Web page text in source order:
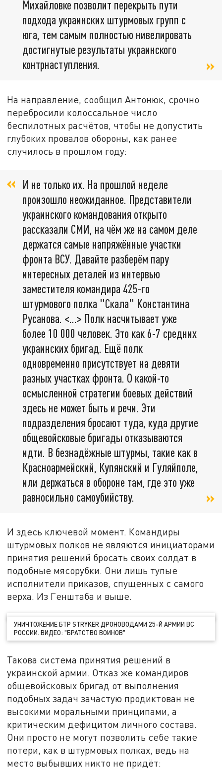
Михайловке позволит перекрыть пути
подхода украинских штурмовых групп с
юга, тем самым полностью нивелировать
достигнутые результаты украинского
контрнаступления.
На направление, сообщил Антонюк, срочно
перебросили колоссальное число
беспилотных расчётов, чтобы не допустить
глубоких провалов обороны, как ранее
случилось в прошлом году:
И не только их. На прошлой неделе
произошло неожиданное. Представители
украинского командования открыто
рассказали СМИ, на чём же на самом деле
держатся самые напряжённые участки
фронта ВСУ. Давайте разберём пару
интересных деталей из интервью
заместителя командира 425-го
штурмового полка "Скала" Константина
Русанова. <…> Полк насчитывает уже
более 10 000 человек. Это как 6-7 средних
украинских бригад. Ещё полк
одновременно присутствует на девяти
разных участках фронта. О какой-то
осмысленной стратегии боевых действий
здесь не может быть и речи. Эти
подразделения бросают туда, куда другие
общевойсковые бригады отказываются
идти. В безнадёжные штурмы, такие как в
Красноармейский, Купянский и Гуляйполе,
или держаться в обороне там, где это уже
равносильно самоубийству.
И здесь ключевой момент. Командиры
штурмовых полков не являются инициаторами
принятия решений бросать своих солдат в
подобные мясорубки. Они лишь тупые
исполнители приказов, спущенных с самого
верха. Из Генштаба и выше.
УНИЧТОЖЕНИЕ БТР STRYKER ДРОНОВОДАМИ 25-Й АРМИИ ВС
РОССИИ. ВИДЕО: "БРАТСТВО ВОИНОВ"
Такова система принятия решений в
украинской армии. Отказ же командиров
общевойсковых бригад от выполнения
подобных задач зачастую продиктован не
высокими моральными принципами, а
критическим дефицитом личного состава.
Они просто не могут позволить себе такие
потери, как в штурмовых полках, ведь на
место выбывших никто не придёт: